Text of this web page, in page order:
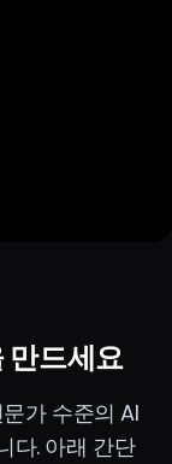
만드세요
가 수준의 AI
다. 아래 간단